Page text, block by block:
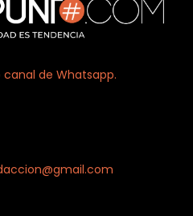
de Whatsapp.